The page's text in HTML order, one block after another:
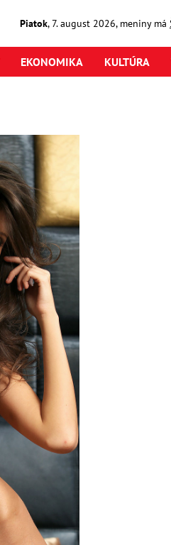
Piatok,7. august2026, meniny má
EKONOMIKA KULTÚRA